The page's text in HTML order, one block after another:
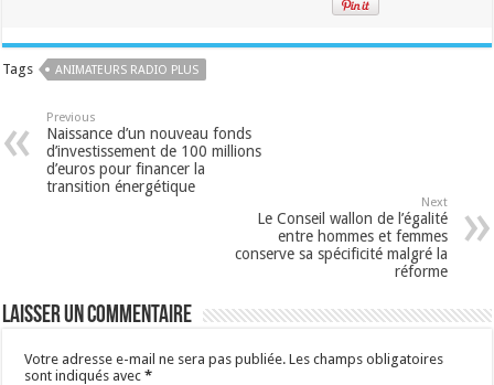
Tags ANIMATEURS RADIO PLUS
Previous
Naissance d’un nouveau fonds
d’investissement de 100 millions
d’euros pour financer la
transition énergétique
Next
Le Conseil wallon de l’égalité
entre hommes et femmes
conserve sa spécificité malgré la
réforme
Laisser un commentaire
Votre adresse e-mail ne sera pas publiée. Les champs obligatoires
sont indiqués avec*